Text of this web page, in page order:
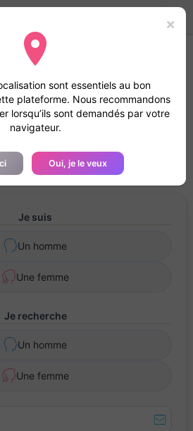
accélère la vérification du
avec les autres membres.
- Benvenuti nella
amamiora.it
Je suis
Un homme
Une femme
Je recherche
Un homme
Une femme
×
sont essentiels au bon
plateforme. Nous recommandons
lorsqu’ils sont demandés par votre
navigateur.
Oui, je le veux